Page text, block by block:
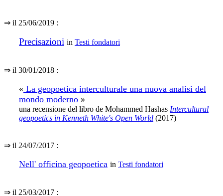
⇒ il 25/06/2019 :
Precisazioni in Testi fondatori
⇒ il 30/01/2018 :
« La geopoetica interculturale una nuova analisi del
mondo moderno »
una recensione del libro de Mohammed Hashas Intercultural
geopoetics in Kenneth White's Open World (2017)
⇒ il 24/07/2017 :
Nell' officina geopoetica in Testi fondatori
⇒ il 25/03/2017 :